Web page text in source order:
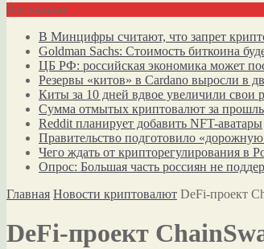
Актуально
В Минцифры считают, что запрет
Goldman Sachs: Стоимость биткоина
ЦБ РФ: российская экономика может
Резервы «китов» в Cardano выросли в
Киты за 10 дней вдвое увеличили свои
Сумма отмытых криптовалют за
Reddit планирует добавить NFT-аватары
Правительство подготовило
Чего ждать от крипторегулирования в
Опрос: Большая часть россиян не
Главная Новости криптовалют DeFi-проект
DeFi-проект